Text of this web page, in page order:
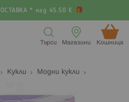
* над 45.50 €
Кошница (
Магазини
Търси
Кукли Модни кукли